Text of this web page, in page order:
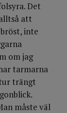
Det
att
inte
om jag
tarmarna
trängt
måste väl